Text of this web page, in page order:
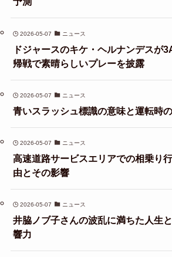
2026-05-07 ニュース
ドジャースのキケ・ヘルナンデスが
帰戦で素晴らしいプレーを披露
2026-05-07 ニュース
青いスラッシュ標識の意味と運転時
2026-05-07 ニュース
高速道路サービスエリアでの相乗り
由とその影響
2026-05-07 ニュース
井脇ノブ子さんの波乱に満ちた人生
響力